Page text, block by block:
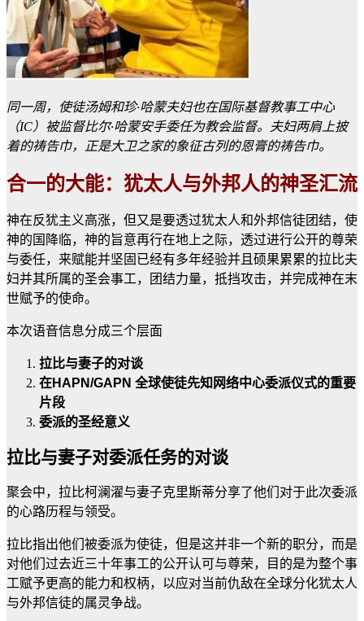
同一周，使徒汤姆和珍·哈蒙夫妇也在国际基督教事工中心
（IC）被监督比尔·哈蒙安手委任为教会监督。夫妇两肩上披
着的祷告巾，正是大卫之家的象征古列的恩膏的祷告巾。
合一的大能：犹太人与外邦人的神圣汇流
神在反犹主义高涨，但又是要透过犹太人和外邦信徒团结，使
神的国降临，神的旨意再行在地上之际，透过进行公开的尊荣
与委任，来赋能并坚固已经有多年经验并且硕果累累的拉比夫
妇并其所属的圣会事工，团结力量，抵挡攻击，并完成神在末
世赋予的使命。
本次语音信息分成三个层面
拉比与妻子的对谈
在HAPN/GAPN 全球使徒先知网络中心委派仪式的重要
片段
委派的圣经意义
拉比与妻子对委派任务的对谈
聚会中，拉比柯澜濯与妻子克里斯蒂分享了他们对于此次委派
的心路历程与领受。
拉比指出他们被委派为使徒，但是这并非一个新的职分，而是
对他们过去近三十年事工的公开认可与尊荣，目的是为整个事
工赋予更高的能力和权柄，以应对当前仇敌在全球分化犹太人
与外邦信徒的属灵争战。